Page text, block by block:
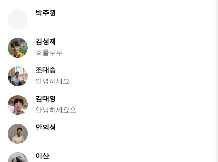
박주원
김성제
호롤루루
조대승
안녕하세요
김태영
안녕하세요오
안의성
이산